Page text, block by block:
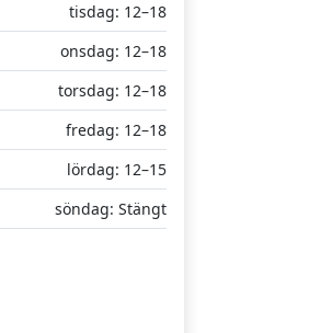
tisdag: 12–18
onsdag: 12–18
torsdag: 12–18
fredag: 12–18
lördag: 12–15
söndag: Stängt